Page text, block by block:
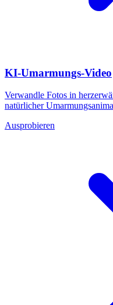
KI-Umarmungs-Video
Verwandle Fotos in
natürlicher
Ausprobieren